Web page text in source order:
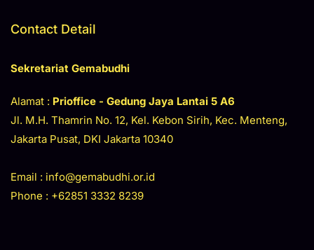
Contact Detail
Sekretariat Gemabudhi
Alamat : Prioffice - Gedung Jaya Lantai 5 A6
Jl. M.H. Thamrin No. 12, Kel. Kebon Sirih, Kec. Menteng,
Jakarta Pusat, DKI Jakarta 10340
Email : info@gemabudhi.or.id
Phone : +62851 3332 8239